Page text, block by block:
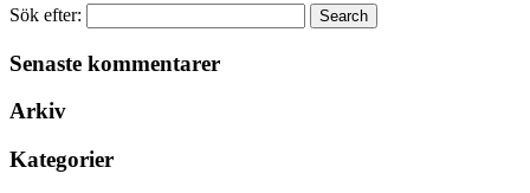
Sök efter:
Senaste kommentarer
Arkiv
Kategorier